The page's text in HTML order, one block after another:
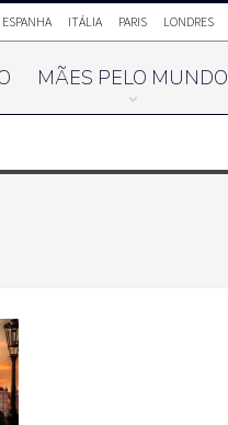
ESPANHA ITÁLIA PARIS LONDRES
MÃES PELO MUNDO